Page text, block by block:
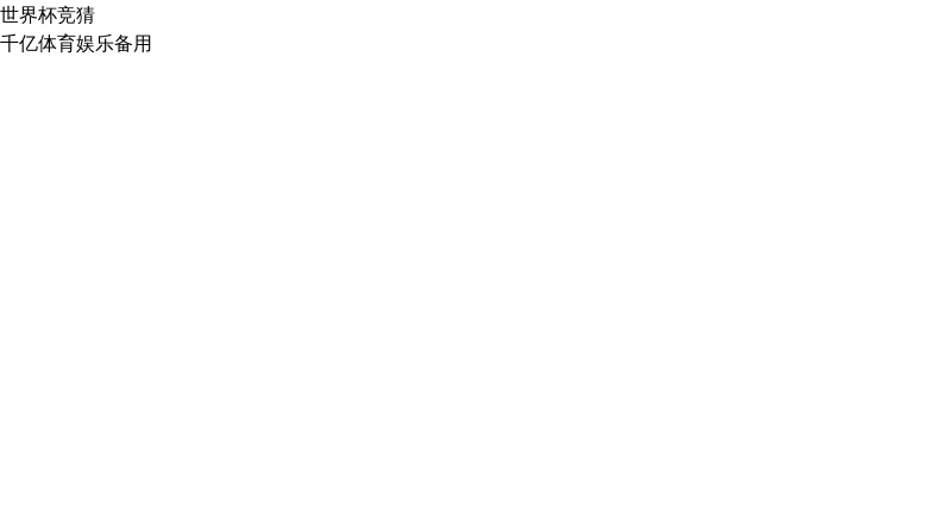
世界杯竞猜
千亿体育娱乐备用